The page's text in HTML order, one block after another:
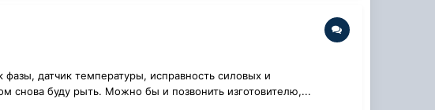
датчик температуры, исправность силовых и
снова буду рыть. Можно бы и позвонить изготовителю,...